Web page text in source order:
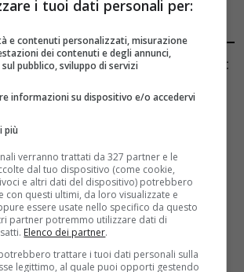
Avengers: Doomsday, il concept art
Downey Jr. e gli X-Men dell’MCU
Unfamiliar, il thriller di spionaggio
tedesco su Netflix perfetto per il
binge-watching
5 Agosto 2026
The Menu, il thriller di Anya Taylor-
i tuoi dati personali per:
e contenuti personalizzati, misurazione
dei contenuti e degli annunci,
pubblico, sviluppo di servizi
informazioni su dispositivo e/o accedervi
più
verranno trattati da 327 partner e le
dal tuo dispositivo (come cookie,
e altri dati del dispositivo) potrebbero
con questi ultimi, da loro visualizzate e
essere usate nello specifico da questo
partner potremmo utilizzare dati di
Elenco dei partner.
trattare i tuoi dati personali sulla
legittimo, al quale puoi opporti gestendo